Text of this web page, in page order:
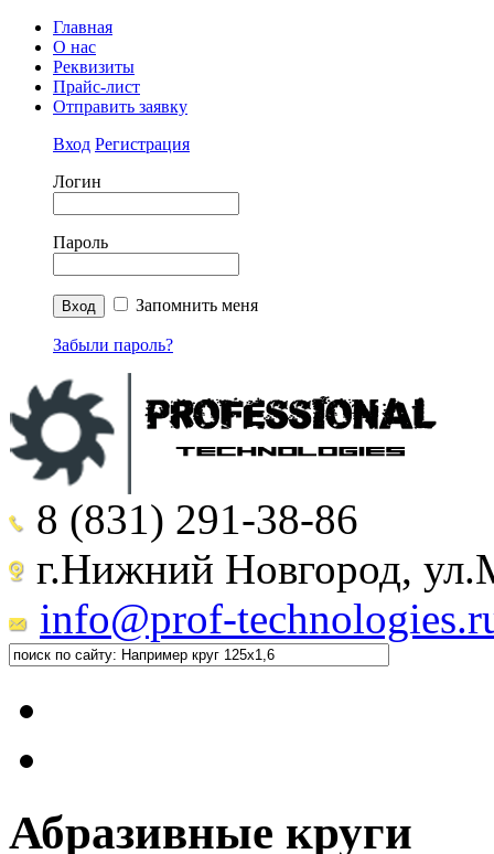
Главная
О нас
Реквизиты
Прайс-лист
Отправить заявку
Вход Регистрация
Логин
Пароль
Запомнить меня
Забыли пароль?
8 (831) 291-38-86
г.Нижний Новгород,
info@prof-
Абразивные круги